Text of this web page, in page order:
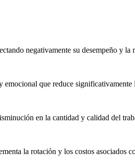
negativamente su desempeño y la
que reduce
en la cantidad y calidad del
la rotación y los costos asociados